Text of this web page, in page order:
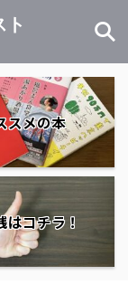
ト
スメの本
はコチラ！